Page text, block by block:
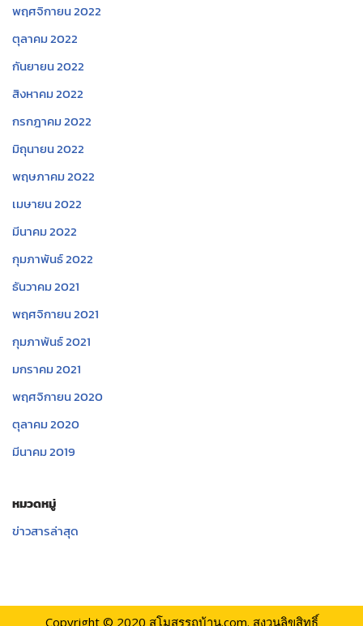
พฤศจิกายน 2022
ตุลาคม 2022
กันยายน 2022
สิงหาคม 2022
กรกฎาคม 2022
มิถุนายน 2022
พฤษภาคม 2022
เมษายน 2022
มีนาคม 2022
กุมภาพันธ์ 2022
ธันวาคม 2021
พฤศจิกายน 2021
กุมภาพันธ์ 2021
มกราคม 2021
พฤศจิกายน 2020
ตุลาคม 2020
มีนาคม 2019
หมวดหมู่
ข่าวสารล่าสุด
Copyright © 2020 สโมสรรถบ้าน.com. สงวนลิขสิทธิ์